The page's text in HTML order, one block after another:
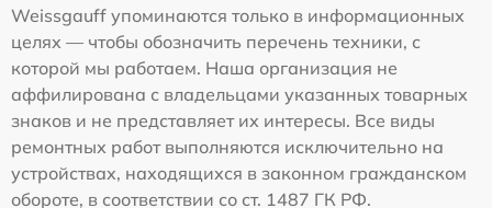
Weissgauff упоминаются только в информационных
целях — чтобы обозначить перечень техники, с
которой мы работаем. Наша организация не
аффилирована с владельцами указанных товарных
знаков и не представляет их интересы. Все виды
ремонтных работ выполняются исключительно на
устройствах, находящихся в законном гражданском
обороте, в соответствии со ст. 1487 ГК РФ.